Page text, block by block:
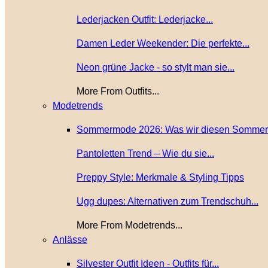
Lederjacken Outfit: Lederjacke...
Damen Leder Weekender: Die perfekte...
Neon grüne Jacke - so stylt man sie...
More From Outfits...
Modetrends
Sommermode 2026: Was wir diesen
Pantoletten Trend – Wie du sie...
Preppy Style: Merkmale & Styling Tipps
Ugg dupes: Alternativen zum Trendschuh...
More From Modetrends...
Anlässe
Silvester Outfit Ideen - Outfits für...